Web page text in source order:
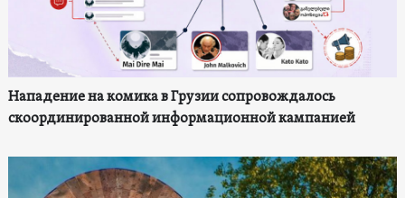
Нападение на комика в Грузии сопровождалось
скоординированной информационной кампанией